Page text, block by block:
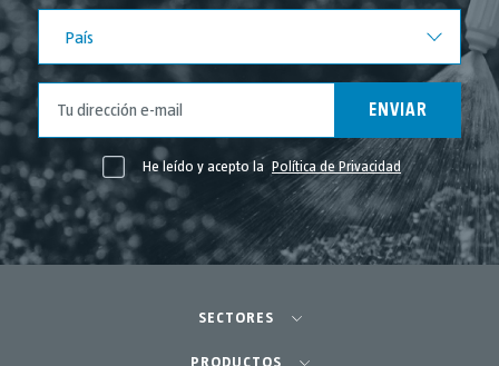
Junio 2024
Mayo 2024
Abril 2024
Marzo 2024
Febrero 2024
Noviembre 2023
Mayo 2023
Abril 2023
País
ENVIAR
He leído y acepto la Política de Privacidad
SECTORES